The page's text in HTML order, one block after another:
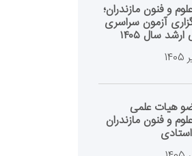
و فنون مازندران؛
آزمون سراسری
سال ۱۴۰۵
هیات علمی
و فنون مازندران